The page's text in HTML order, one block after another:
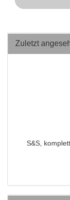
Zuletzt
S&S,